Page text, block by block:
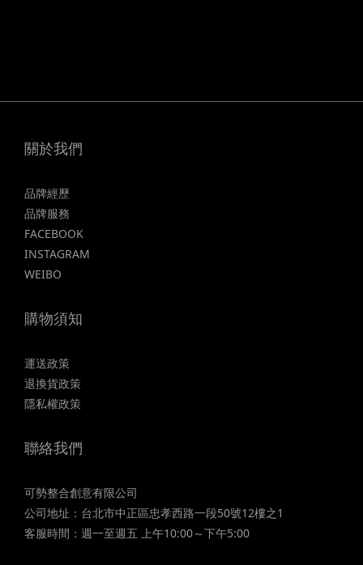
關於我們
品牌經歷
品牌服務
FACEBOOK
INSTAGRAM
WEIBO
購物須知
運送政策
退換貨政策
隱私權政策
聯絡我們
可勢整合創意有限公司
公司地址：台北市中正區忠孝西路一段50號12樓之1
客服時間：週一至週五 上午10:00～下午5:00